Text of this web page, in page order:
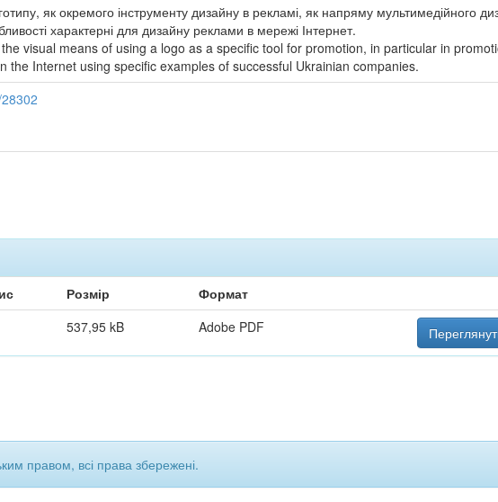
як окремого інструменту дизайну в рекламі, як напряму мультимедійного
характерні для дизайну реклами в мережі Інтернет.
visual means of using a logo as a specific tool for promotion, in particular in
the Internet using specific examples of successful Ukrainian companies.
Розмір
Формат
537,95 kB Adobe PDF
правом, всі права збережені.